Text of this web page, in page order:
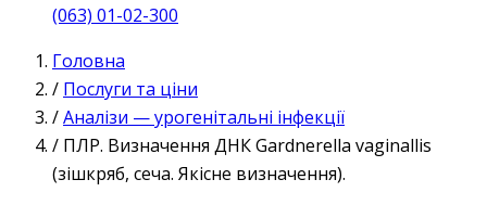
(063) 01-02-300
Головна
/ Послуги та ціни
/Аналізи — урогенітальні інфекції
/ ПЛР. Визначення ДНК Gardnerella vaginallis
(зішкряб, сеча. Якісне визначення).